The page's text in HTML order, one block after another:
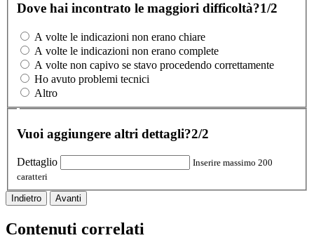
Dove hai incontrato le maggiori difficoltà?1/2
A volte le indicazioni non erano chiare
A volte le indicazioni non erano complete
A volte non capivo se stavo procedendo correttamente
Ho avuto problemi tecnici
Altro
Vuoi aggiungere altri dettagli?2/2
Dettaglio
Inserire massimo 200
caratteri
Indietro Avanti
Contenuti correlati